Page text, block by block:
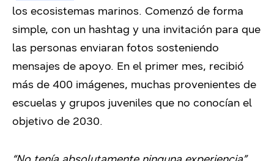
los ecosistemas marinos. Comenzó de forma
simple, con un hashtag y una invitación para que
las personas enviaran fotos sosteniendo
mensajes de apoyo. En el primer mes, recibió
más de 400 imágenes, muchas provenientes de
escuelas y grupos juveniles que no conocían el
objetivo de 2030.